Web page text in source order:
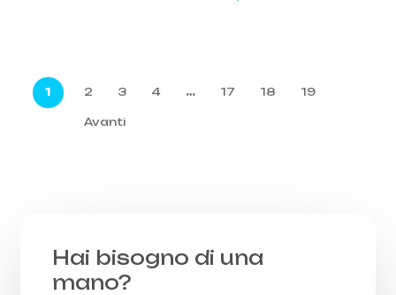
1 2 3 4 … 17 18 19
Avanti
Hai bisogno di una
mano?